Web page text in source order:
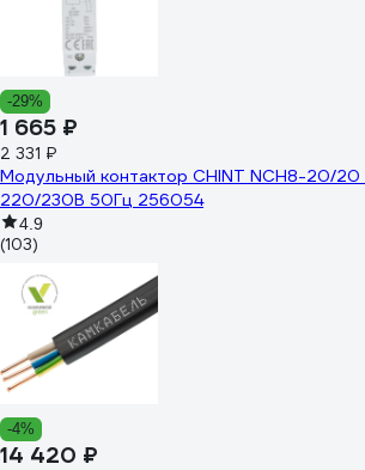
-29%
1 665 ₽
2 331 ₽
Модульный контактор CHINT NCH8-20/
220/230В 50Гц 256054
4.9
(103)
-4%
14 420 ₽